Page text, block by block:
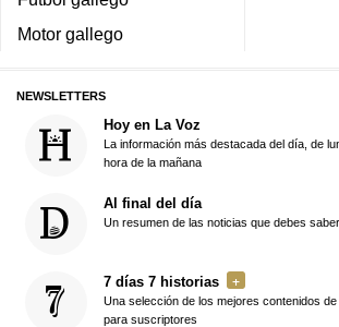
Motor gallego
NEWSLETTERS
Hoy en La Voz
La información más destacada del día, de
hora de la mañana
Al final del día
Un resumen de las noticias que debes
7 días 7 historias
Una selección de los mejores contenidos
para suscriptores